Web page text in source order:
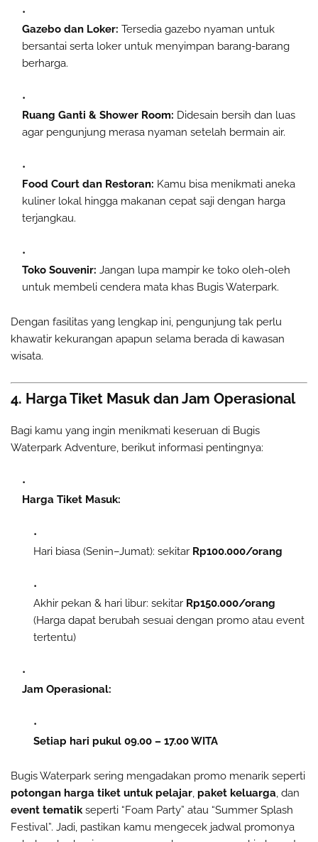
Gazebo dan Loker: Tersedia gazebo nyaman untuk
bersantai serta loker untuk menyimpan barang-barang
berharga.
Ruang Ganti & Shower Room: Didesain bersih dan luas
agar pengunjung merasa nyaman setelah bermain air.
Food Court dan Restoran: Kamu bisa menikmati aneka
kuliner lokal hingga makanan cepat saji dengan harga
terjangkau.
Toko Souvenir: Jangan lupa mampir ke toko oleh-oleh
untuk membeli cendera mata khas Bugis Waterpark.
Dengan fasilitas yang lengkap ini, pengunjung tak perlu
khawatir kekurangan apapun selama berada di kawasan
wisata.
4. Harga Tiket Masuk dan Jam Operasional
Bagi kamu yang ingin menikmati keseruan di Bugis
Waterpark Adventure, berikut informasi pentingnya:
Harga Tiket Masuk:
Hari biasa (Senin–Jumat): sekitar Rp100.000/orang
Akhir pekan & hari libur: sekitar Rp150.000/orang
(Harga dapat berubah sesuai dengan promo atau event
tertentu)
Jam Operasional:
Setiap hari pukul 09.00 – 17.00 WITA
Bugis Waterpark sering mengadakan promo menarik seperti
potongan harga tiket untuk pelajar paket keluarga , dan
event tematik seperti “Foam Party” atau “Summer Splash
Festival”. Jadi, pastikan kamu mengecek jadwal promonya